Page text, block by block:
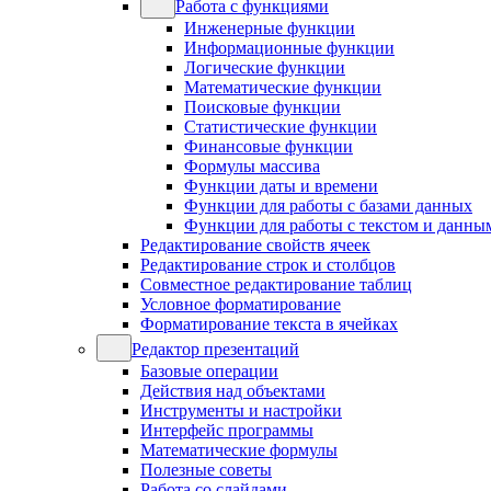
Работа с функциями
Инженерные функции
Информационные функции
Логические функции
Математические функции
Поисковые функции
Статистические функции
Финансовые функции
Формулы массива
Функции даты и времени
Функции для работы с базами данных
Функции для работы с текстом и
Редактирование свойств ячеек
Редактирование строк и столбцов
Совместное редактирование таблиц
Условное форматирование
Форматирование текста в ячейках
Редактор презентаций
Базовые операции
Действия над объектами
Инструменты и настройки
Интерфейс программы
Математические формулы
Полезные советы